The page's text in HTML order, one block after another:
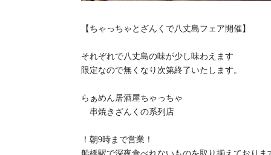
【ちゃっちゃとざんくで八丈島フェア開催】
それぞれで八丈島の味が少し味わえます
限定なので無くなり次第終了いたします。
らぁめん居酒屋ちゃっちゃ
串焼きざんくの系列店
！朝9時まで営業！